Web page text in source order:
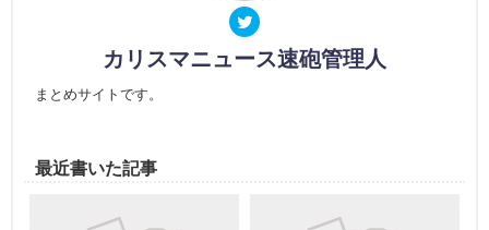
カリスマニュース速砲管理人
まとめサイトです。
最近書いた記事